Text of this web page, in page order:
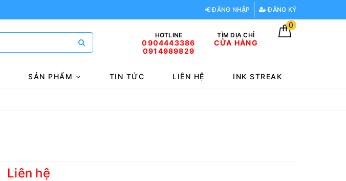
ĐĂNG NHẬP ĐĂNG KÝ
HOTLINE
0904443386
0914989829
TÌM ĐỊA CHỈ
CỬA HÀNG
0
SẢN PHẨM TIN TỨC LIÊN HỆ INK STREAK
Liên hệ